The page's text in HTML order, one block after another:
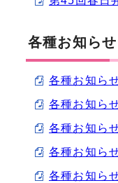
各種お知らせ
各種お知ら
各種お知ら
各種お知ら
各種お知ら
各種お知ら